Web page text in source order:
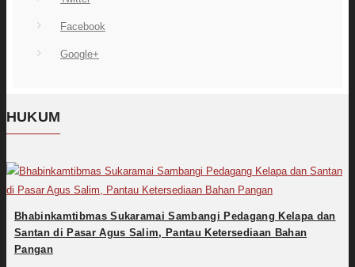
Facebook
Google+
HUKUM
Bhabinkamtibmas Sukaramai Sambangi Pedagang Kelapa dan
Santan di Pasar Agus Salim, Pantau Ketersediaan Bahan
Pangan